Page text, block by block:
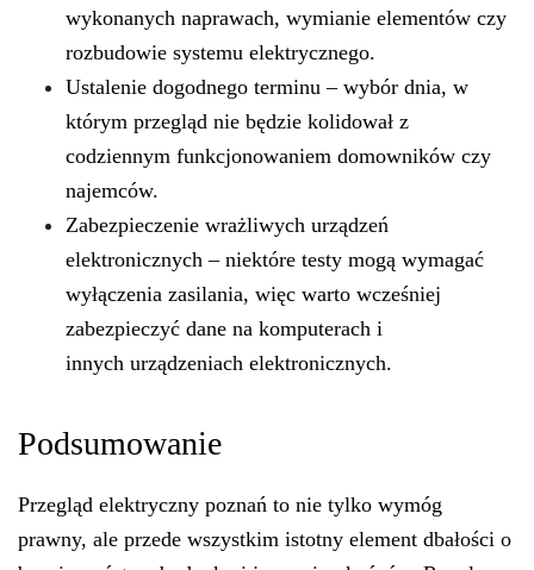
wykonanych naprawach, wymianie elementów czy
rozbudowie systemu elektrycznego.
Ustalenie dogodnego terminu – wybór dnia, w
którym przegląd nie będzie kolidował z
codziennym funkcjonowaniem domowników czy
najemców.
Zabezpieczenie wrażliwych urządzeń
elektronicznych – niektóre testy mogą wymagać
wyłączenia zasilania, więc warto wcześniej
zabezpieczyć dane na komputerach i
innych urządzeniach elektronicznych.
Podsumowanie
Przegląd elektryczny poznań to nie tylko wymóg
prawny, ale przede wszystkim istotny element dbałości o